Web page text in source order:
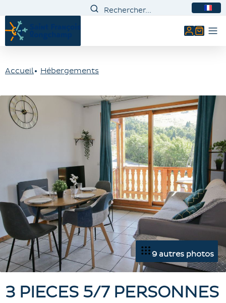
Mon
Accueil Hébergements
9 autres photos
3 PIECES 5/7 PERSONNES